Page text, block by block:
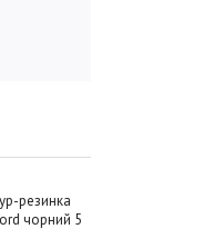
резинка
чорний 5